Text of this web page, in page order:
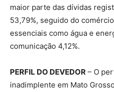
maior parte das dívidas
53,79%, seguido do
essenciais como água e
comunicação 4,12%.
PERFIL DO DEVEDOR – O
inadimplente em Mato